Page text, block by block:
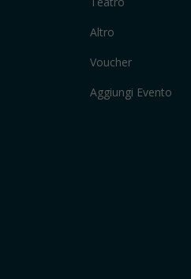
Altro
Voucher
Aggiungi Evento